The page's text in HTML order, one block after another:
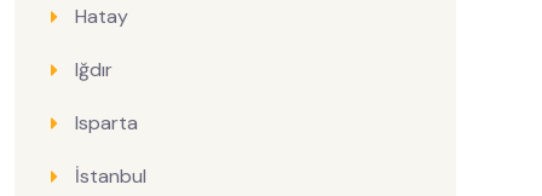
Hatay
Iğdır
Isparta
İstanbul